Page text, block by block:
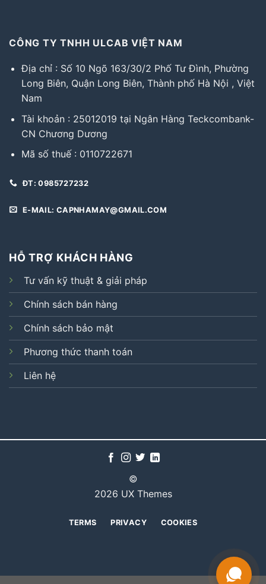
CÔNG TY TNHH ULCAB VIỆT NAM
Địa chỉ : Số 10 Ngõ 163/30/2 Phố Tư Đình, Phường
Long Biên, Quận Long Biên, Thành phố Hà Nội , Việt
Nam
Tài khoản : 25012019 tại Ngân Hàng Teckcombank-
CN Chương Dương
Mã số thuế : 0110722671
ĐT: 0985727232
E-MAIL: CAPNHAMAY@GMAIL.COM
HỖ TRỢ KHÁCH HÀNG
Tư vấn kỹ thuật & giải pháp
Chính sách bán hàng
Chính sách bảo mật
Phương thức thanh toán
Liên hệ
©
2026 UX Themes
TERMS PRIVACY COOKIES